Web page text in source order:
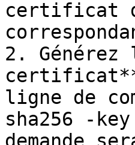
certificat
2. Générez
ligne de
sha256 -